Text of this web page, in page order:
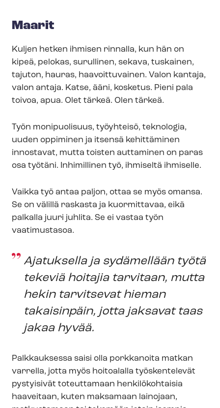
Maarit
Kuljen hetken ihmisen rinnalla, kun hän on
kipeä, pelokas, surullinen, sekava, tuskainen,
tajuton, hauras, haavoittuvainen. Valon kantaja,
valon antaja. Katse, ääni, kosketus. Pieni pala
toivoa, apua. Olet tärkeä. Olen tärkeä.
Työn monipuolisuus, työyhteisö, teknologia,
uuden oppiminen ja itsensä kehittäminen
innostavat, mutta toisten auttaminen on paras
osa työtäni. Inhimillinen työ, ihmiseltä ihmiselle.
Vaikka työ antaa paljon, ottaa se myös omansa.
Se on välillä raskasta ja kuormittavaa, eikä
palkalla juuri juhlita. Se ei vastaa työn
vaatimustasoa.
Ajatuksella ja sydämellään työtä
tekeviä hoitajia tarvitaan, mutta
hekin tarvitsevat hieman
takaisinpäin, jotta jaksavat taas
jakaa hyvää.
Palkkauksessa saisi olla porkkanoita matkan
varrella, jotta myös hoitoalalla työskentelevät
pystyisivät toteuttamaan henkilökohtaisia
haaveitaan, kuten maksamaan lainojaan,